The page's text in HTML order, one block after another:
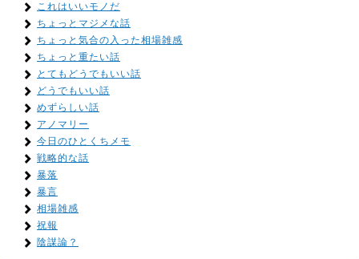
これはいいモノだ
ちょっとマジメな話
ちょっと気合の入った相場雑感
ちょっと重たい話
とてもどうでもいい話
どうでもいい話
めずらしい話
アノマリー
今日のひとくちメモ
戦略的な話
暴落
暴言
相場雑感
祝報
陰謀論？